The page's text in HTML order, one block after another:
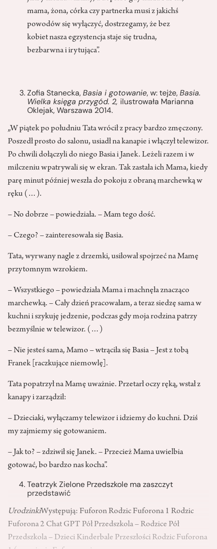
mama, żona, córka czy partnerka musi z jakichś
powodów się wyłączyć, dostrzegamy, że bez
kobiet nasza egzystencja staje się trudna,
bezbarwna i irytująca”.
Zofia Stanecka,Basia i gotowanie, w: tejże,Basia.
Wielka księga przygód. 2, ilustrowała Marianna
Oklejak, Warszawa 2014.
„W piątek po południu Tata wrócił z pracy bardzo zmęczony.
Poszedł prosto do salonu, usiadł na kanapie i włączył telewizor.
Po chwili dołączyli do niego Basia i Janek. Leżeli razem i w
milczeniu wpatrywali się w ekran. Tak zastała ich Mama, kiedy
parę minut później weszła do pokoju z obraną marchewką w
ręku (…).
– No dobrze – powiedziała. – Mam tego dość.
– Czego? – zainteresowała się Basia.
Tata, wyrwany nagle z drzemki, usiłował spojrzeć na Mamę
przytomnym wzrokiem.
– Wszystkiego – powiedziała Mama i machnęła znacząco
marchewką. – Cały dzień pracowałam, a teraz siedzę sama w
kuchni i szykuję jedzenie, podczas gdy moja rodzina patrzy
bezmyślnie w telewizor. (…)
– Nie jesteś sama, Mamo – wtrąciła się Basia – Jest z tobą
Franek [raczkujące niemowlę].
Tata popatrzył na Mamę uważnie. Przetarł oczy ręką, wstał z
kanapy i zarządził:
– Dzieciaki, wyłączamy telewizor i idziemy do kuchni. Dziś
my zajmiemy się gotowaniem.
– Jak to? – zdziwił się Janek. – Przecież Mama uwielbia
gotować, bo bardzo nas kocha”.
Teatrzyk Zielone Przedszkole ma zaszczyt
przedstawić
UrodzinkiWystępują: Fuforon Rodzic Fuforona 1 Rodzic
Fuforona 2 Chat GPT Pół Przedszkola – Rodzice Pół
Przedszkola – Dzieci Kinderbale Przeszłości Rodzic Fuforona